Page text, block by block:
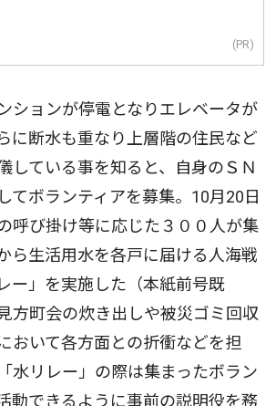
(PR)
ションが停電となりエレベータが
に断水も重なり上層階の住民など
している事を知ると、自身のＳＮ
てボランティアを募集。10月20日
呼び掛け等に応じた３００人が集
ら生活用水を各戸に届ける人海戦
ー」を実施した（本紙前号既
方町会の炊き出しや被災ゴミ回収
おいて各方面との折衝などを担
水リレー」の際は集まったボラン
動できるように事前の説明役を務